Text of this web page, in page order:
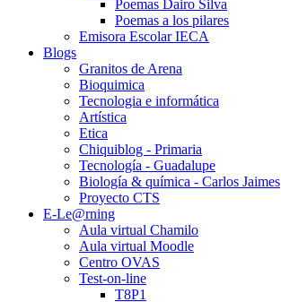
Poemas Dairo Silva
Poemas a los pilares
Emisora Escolar IECA
Blogs
Granitos de Arena
Bioquimica
Tecnologia e informática
Artística
Etica
Chiquiblog - Primaria
Tecnología - Guadalupe
Biología & química - Carlos Jaimes
Proyecto CTS
E-Le@rning
Aula virtual Chamilo
Aula virtual Moodle
Centro OVAS
Test-on-line
T8P1